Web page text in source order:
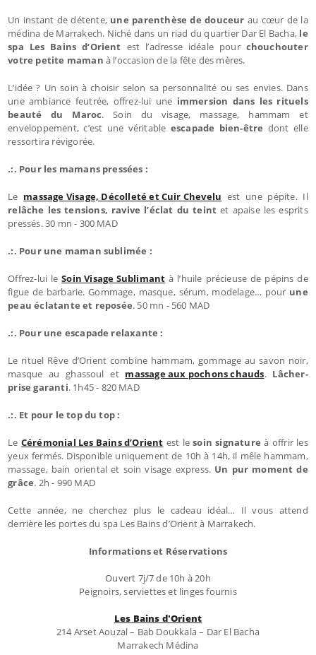
Un instant de détente, une parenthèse de douceur au cœur de la
médina de Marrakech. Niché dans un riad du quartier Dar El Bacha, le
spa Les Bains d’Orient est l’adresse idéale pour chouchouter
votre petite maman à l’occasion de la fête des mères.
L’idée ? Un soin à choisir selon sa personnalité ou ses envies. Dans
une ambiance feutrée, offrez-lui une immersion dans les rituels
beauté du Maroc. Soin du visage, massage, hammam et
enveloppement, c’est une véritable escapade bien-être dont elle
ressortira révigorée.
.:. Pour les mamans pressées :
Le massage Visage, Décolleté et Cuir Chevelu est une pépite. Il
relâche les tensions, ravive l’éclat du teint et apaise les esprits
pressés. 30 mn - 300 MAD
.:. Pour une maman sublimée :
Offrez-lui leSoin Visage Sublimant à l’huile précieuse de pépins de
figue de barbarie. Gommage, masque, sérum, modelage… pour une
peau éclatante et reposée. 50 mn - 560 MAD
.:. Pour une escapade relaxante :
Le rituel Rêve d’Orient combine hammam, gommage au savon noir,
masque au ghassoul et massage aux pochons chauds. Lâcher-
prise garanti. 1h45 - 820 MAD
.:. Et pour le top du top :
Le Cérémonial Les Bains d’Orient est lesoin signatureà offrir les
yeux fermés. Disponible uniquement de 10h à 14h, il mêle hammam,
massage, bain oriental et soin visage express. Un pur moment de
grâce. 2h - 990 MAD
Cette année, ne cherchez plus le cadeau idéal… Il vous attend
derrière les portes du spa Les Bains d’Orient à Marrakech.
Informations et Réservations
Ouvert 7j/7 de 10h à 20h
Peignoirs, serviettes et linges fournis
Les Bains d'Orient
214 Arset Aouzal – Bab Doukkala – Dar El Bacha
Marrakech Médina